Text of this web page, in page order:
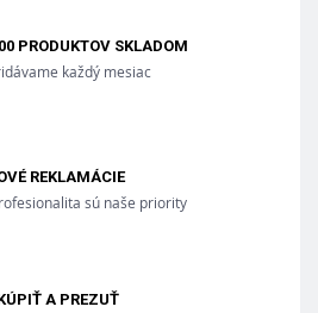
PRODUKTOV SKLADOM
každý mesiac
REKLAMÁCIE
sú naše priority
A PREZUŤ